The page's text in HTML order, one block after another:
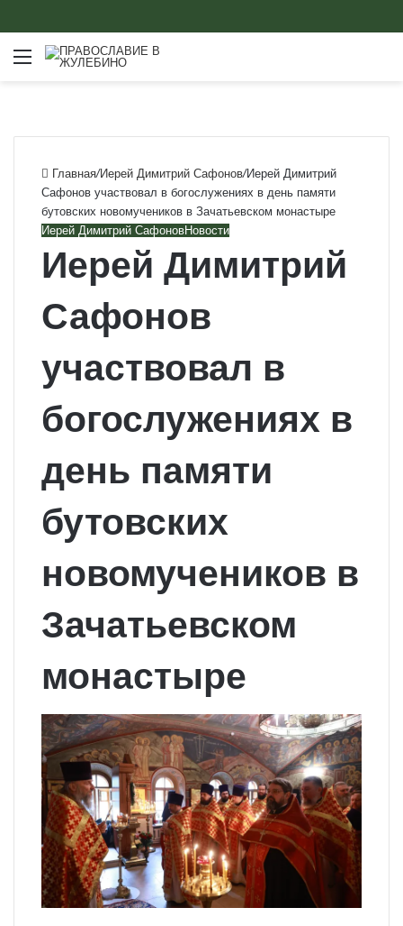
Меню
Главная/Иерей Димитрий Сафонов/Иерей Димитрий
Сафонов участвовал в богослужениях в день памяти
бутовских новомучеников в Зачатьевском монастыре
Иерей Димитрий СафоновНовости
Иерей Димитрий
Сафонов
участвовал в
богослужениях в
день памяти
бутовских
новомучеников в
Зачатьевском
монастыре